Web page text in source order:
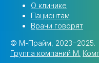
О клинике
Пациентам
Врачи говорят
© М-Прайм, 2023−2025.
Группа компаний M.